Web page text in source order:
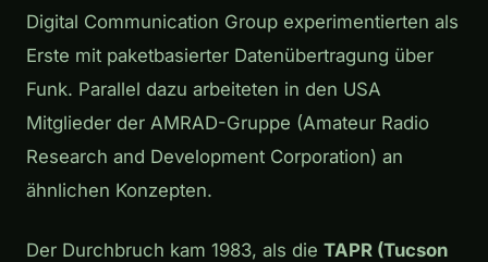
Digital Communication Group experimentierten als
Erste mit paketbasierter Datenübertragung über
Funk. Parallel dazu arbeiteten in den USA
Mitglieder der AMRAD-Gruppe (Amateur Radio
Research and Development Corporation) an
ähnlichen Konzepten.
Der Durchbruch kam 1983, als die TAPR (Tucson